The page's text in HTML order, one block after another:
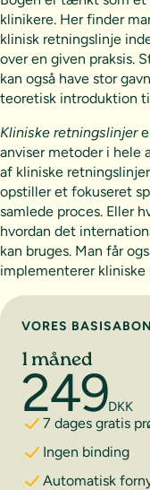
klinikere. Her finder
klinisk retningslinje
over en given praksis.
kan også have stor
teoretisk introduktion
Kliniske retningslinjer
anviser metoder i hele
af kliniske
opstiller et fokuseret
samlede proces. Eller
hvordan det
kan bruges. Man får
implementerer kliniske
Vælg
VORES
1 måned
249DKK
7 dages gratis
Ingen binding
Automatisk